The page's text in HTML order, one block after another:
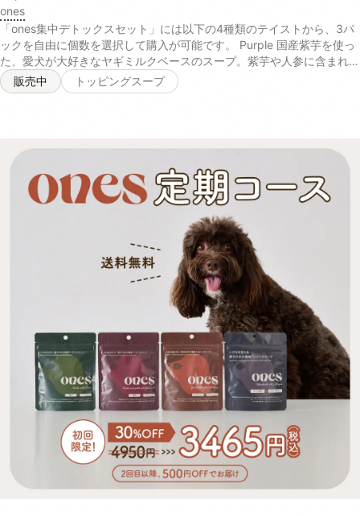
をある程度ご準備ください。6日目～少しずつonesのオーガニックフー
ドの量を増やしていきます。ドッグフードとの割合が2:1～3:1になるま
で増やしてみます。10日～2週間このくらいの期間を目安に全量をones
のオーガニックフードに切り替えて移行は完了です。1パック（具材
50gスープ50g）は2.5キロくらいのわんちゃんの1食分を目安にお作り
しております。わんちゃんの体質によってごはんの量は個体差が大きく
いくので日々愛犬の身体を観察しながら量はご調整くださいませ。 成
分値 100gパック内（季節により食材のもつ水分量によって多少前後し
ますが具材がおよそ50g、スープがおよそ50gとなります）お肉に関し
ましては、無投薬飼育の若鶏のむね肉のみを脂質の多い皮を取り除き、
1パックにつき35グラム使用しております。●チキン【酵素玄米メニュ
ー】エネルギー75タンパク質8.67g脂質0.76g炭水化物8.19g糖質
7.27g【有機さつまいもメニュー】エネルギー87タンパク質8.4g脂質
0.64g炭水化物7.91g糖質6.8g●ポーク【酵素玄米メニュー】エネルギ
ー83.5タンパク質8.53g脂質2.09g炭水化物8.26g糖質7.34g【有機さ
つまいもメニュー】エネルギー86.5タンパク質8.26g脂質1.97g炭水化
ones
「ones集中デトックスセット」には以下の4種類のテイストから、3パ
ックを自由に個数を選択して購入が可能です。 Purple 国産紫芋を使っ
た、愛犬が大好きなヤギミルクベースのスープ。紫芋や人参に含まれる
アントシアニンやβカロテンが、肝臓や目の健康を維持します。 【ヤギ
乳、にんじんパウダー、脱脂米ぬか、ムラサキ芋パウダー、ポークパウ
ランベリーのキナ酸などの成分が、愛犬の腎臓や尿路の健康を保ちま
す。 【サツマイモ末、脱脂米ぬか、かぼちゃパウダー、小豆パウダ
ー、ホエイパウダー、本葛粉、クランベリー濃縮果汁、マルトデキスト
リン(一部に乳成分を含む)】 Green 天然の旨みたっぷり！北海道産昆
布とチーズの香りが食欲をそそるスープ。パパイヤ酵素や乳酸菌、食物
繊維が愛犬の口内環境をケアし、お腹の調子を整えます。 【チーズパ
ウダー、ゴボウ末、脱脂米ぬか、昆布末、パパイヤ末、マイタケ子実体
パウダー(一部に乳成分を含む)】 Blue 毎日の散歩をサポートするカル
シウムなどの栄養素が豊富な鰹節を使ったスープ。コラーゲンペプチド
とアセチルグルコサミンを配合し、日々の健康維持や、愛犬の元気をサ
ポートします。 【かつお節パウダー、乾燥マッシュポテトパウダー、
フィッシュコラーゲンペプチド、N-アセチルグルコサミン、ホワイト
キクラゲ抽出物】 Purple Yellow Green Blue 水分 4.0% 4.9% 5.6%
4.5% 粗たん白質 13.7% 11.9% 18.8% 63.5% 粗脂肪 9.7% 1.6% 14.4%
2.5% 粗繊維 1.9% 2.4% 3.8% 0.6% 粗灰分 9.0% 5.0% 12.4% 2.9% リ
ン 600mg/40g 352mg/40g 520mg/40g 116mg/40g 熱量
158kcal/40g 148kcal/40g 160kcal/40g 153kcal/40g 内容量 40g×1
パック 賞味期限 / 保存方法 未開封の状態で製造から2年。 パウチの口
をしっかりと決めて、日光・高温多湿の場所を避けて保存し、開封後は
賞味期限にしっかりと早めにお使いください。 給与 愛犬の体重に合わ
せた必要な水分量や、普段飲んでいるお水の量によって、スープを考え
る量は違います。 愛犬の身体の状態をよく見ながら、不足している水
販売中 トッピングスープ